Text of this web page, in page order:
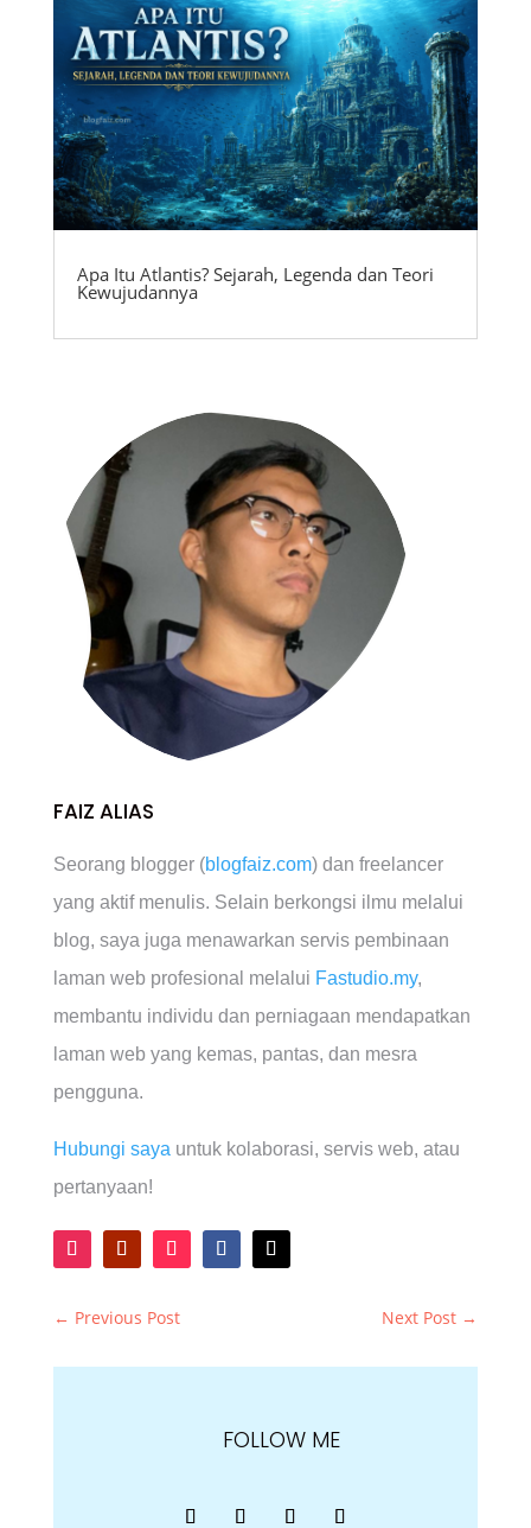
Apa Itu Atlantis? Sejarah, Legenda dan Teori
Kewujudannya
FAIZ ALIAS
Seorang blogger (blogfaiz.com) dan freelancer
yang aktif menulis. Selain berkongsi ilmu melalui
blog, saya juga menawarkan servis pembinaan
laman web profesional melalui Fastudio.my,
membantu individu dan perniagaan mendapatkan
laman web yang kemas, pantas, dan mesra
pengguna.
Hubungi saya untuk kolaborasi, servis web, atau
pertanyaan!
← Previous Post Next Post →
FOLLOW ME